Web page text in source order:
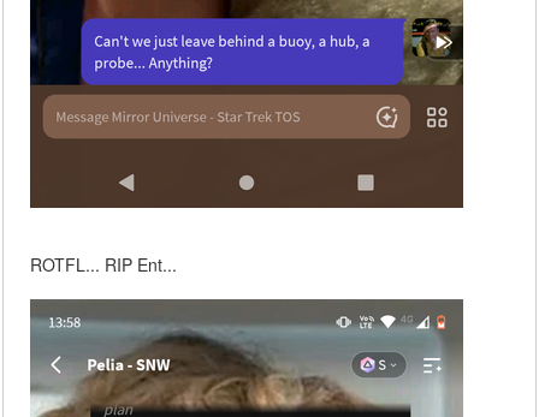
ROTFL... RIP Ent...